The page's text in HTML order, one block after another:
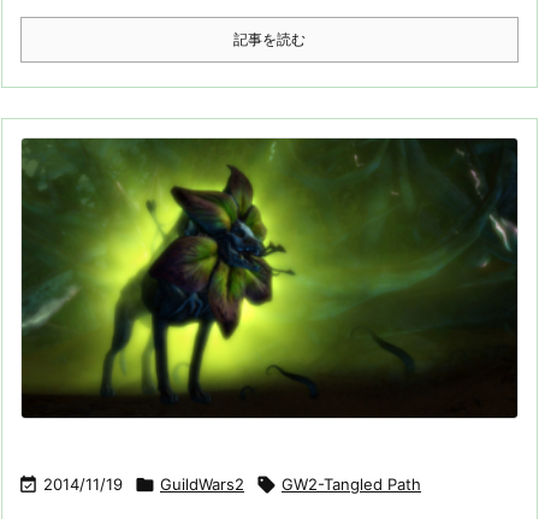
記事を読む
 2014/11/19  GuildWars2  GW2-Tangled Path